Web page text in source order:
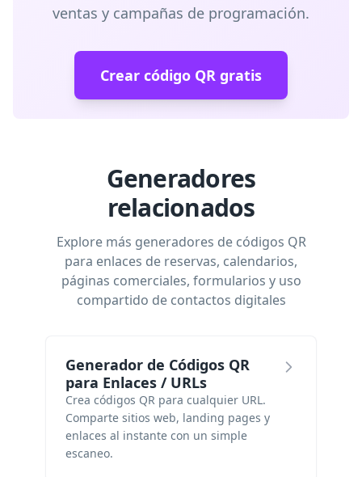
ventas y campañas de programación.
Crear código QR gratis
Generadores
relacionados
Explore más generadores de códigos QR
para enlaces de reservas, calendarios,
páginas comerciales, formularios y uso
compartido de contactos digitales
Generador de Códigos QR
para Enlaces / URLs
Crea códigos QR para cualquier URL.
Comparte sitios web, landing pages y
enlaces al instante con un simple
escaneo.